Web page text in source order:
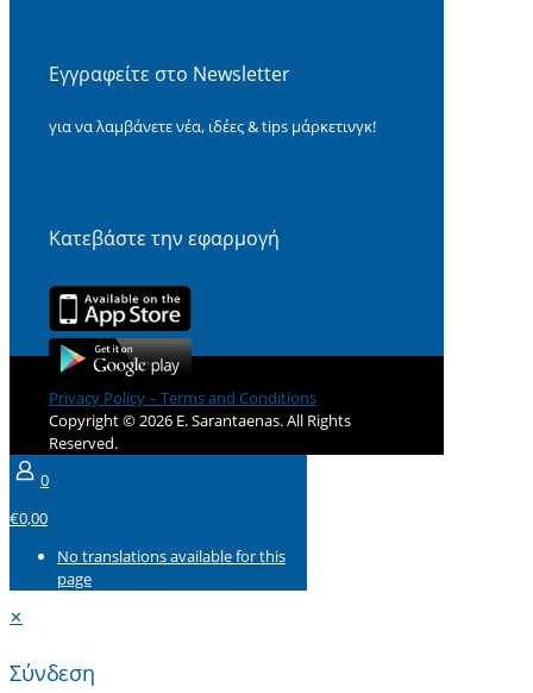
Εγγραφείτε στο Newsletter
για να λαμβάνετε νέα, ιδέες & tips μάρκετινγκ!
Κατεβάστε την εφαρμογή
Privacy Policy – Terms and Conditions
Copyright © 2026 E. Sarantaenas. All Rights
Reserved.
0
€0,00
No translations available for this
page
✕
Σύνδεση